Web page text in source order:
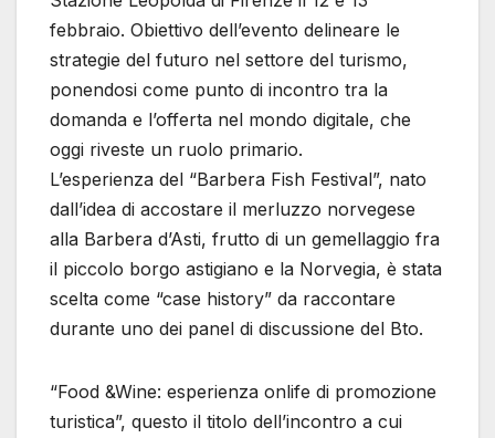
febbraio. Obiettivo dell’evento delineare le
strategie del futuro nel settore del turismo,
ponendosi come punto di incontro tra la
domanda e l’offerta nel mondo digitale, che
oggi riveste un ruolo primario.
L’esperienza del “Barbera Fish Festival”, nato
dall’idea di accostare il merluzzo norvegese
alla Barbera d’Asti, frutto di un gemellaggio fra
il piccolo borgo astigiano e la Norvegia, è stata
scelta come “case history” da raccontare
durante uno dei panel di discussione del Bto.
“Food &Wine: esperienza onlife di promozione
turistica”, questo il titolo dell’incontro a cui